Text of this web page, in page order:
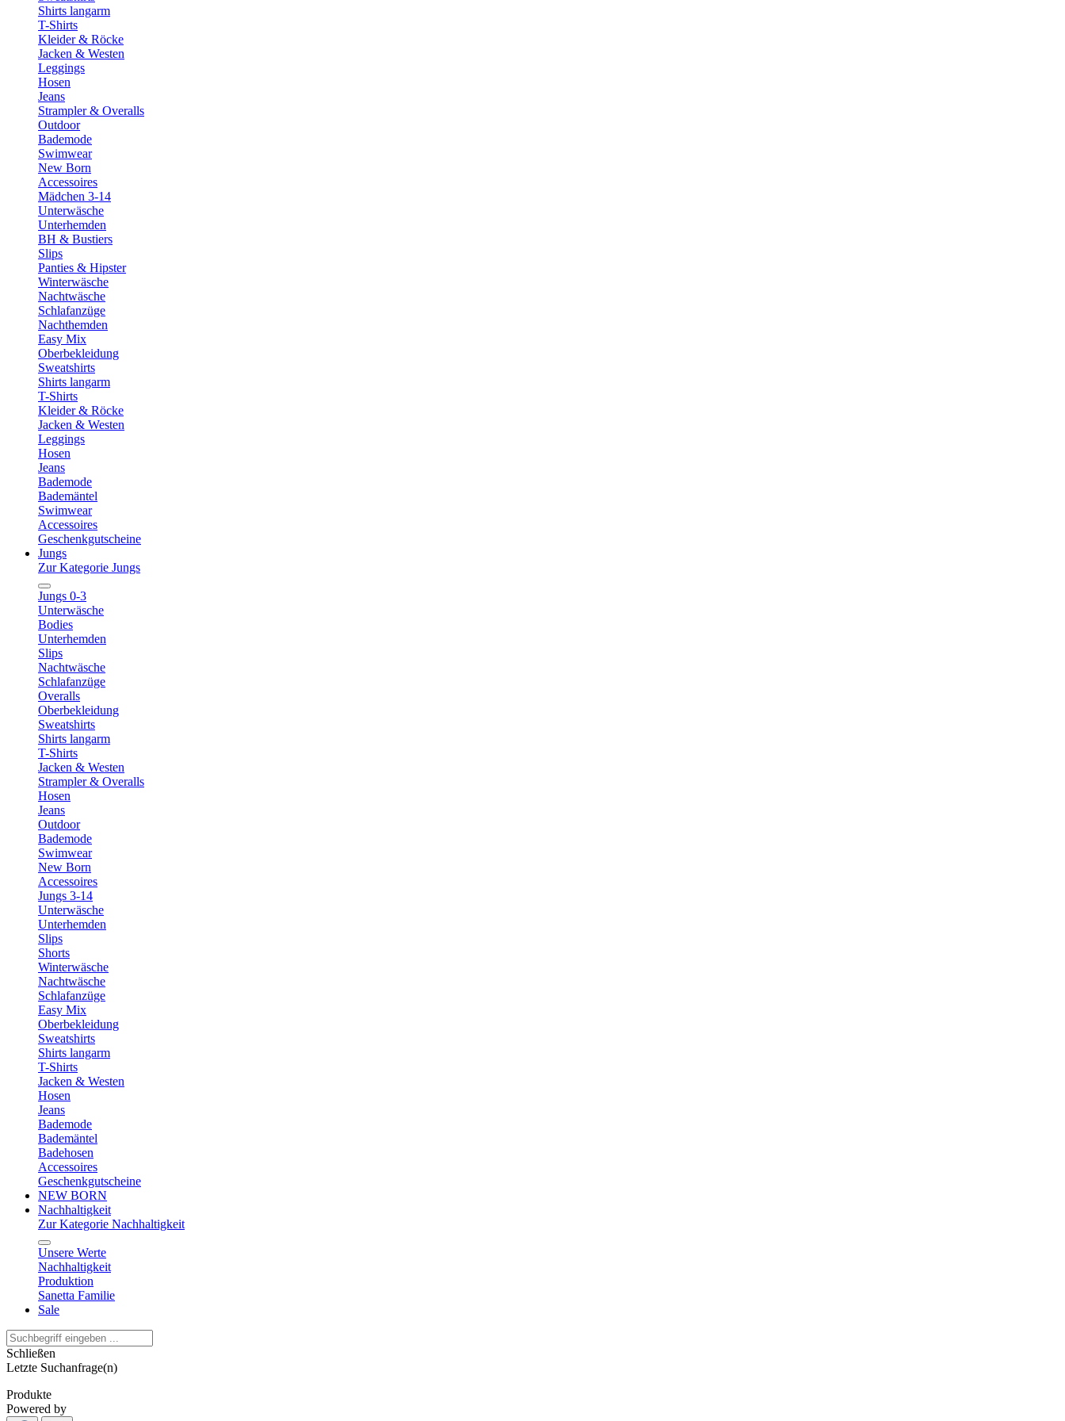
Shirts langarm
T-Shirts
Kleider & Röcke
Jacken & Westen
Leggings
Hosen
Jeans
Strampler & Overalls
Outdoor
Bademode
Swimwear
New Born
Accessoires
Mädchen 3-14
Unterwäsche
Unterhemden
BH & Bustiers
Slips
Panties & Hipster
Winterwäsche
Nachtwäsche
Schlafanzüge
Nachthemden
Easy Mix
Oberbekleidung
Sweatshirts
Shirts langarm
T-Shirts
Kleider & Röcke
Jacken & Westen
Leggings
Hosen
Jeans
Bademode
Bademäntel
Swimwear
Accessoires
Geschenkgutscheine
Jungs
Zur Kategorie Jungs
Jungs 0-3
Unterwäsche
Bodies
Unterhemden
Slips
Nachtwäsche
Schlafanzüge
Overalls
Oberbekleidung
Sweatshirts
Shirts langarm
T-Shirts
Jacken & Westen
Strampler & Overalls
Hosen
Jeans
Outdoor
Bademode
Swimwear
New Born
Accessoires
Jungs 3-14
Unterwäsche
Unterhemden
Slips
Shorts
Winterwäsche
Nachtwäsche
Schlafanzüge
Easy Mix
Oberbekleidung
Sweatshirts
Shirts langarm
T-Shirts
Jacken & Westen
Hosen
Jeans
Bademode
Bademäntel
Badehosen
Accessoires
Geschenkgutscheine
NEW BORN
Nachhaltigkeit
Zur Kategorie Nachhaltigkeit
Unsere Werte
Nachhaltigkeit
Produktion
Sanetta Familie
Sale
Schließen
Letzte Suchanfrage(n)
Produkte
Powered by